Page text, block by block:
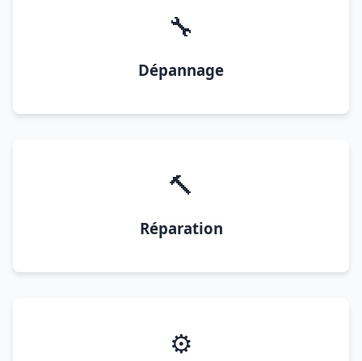
🔧
Dépannage
🔨
Réparation
⚙️